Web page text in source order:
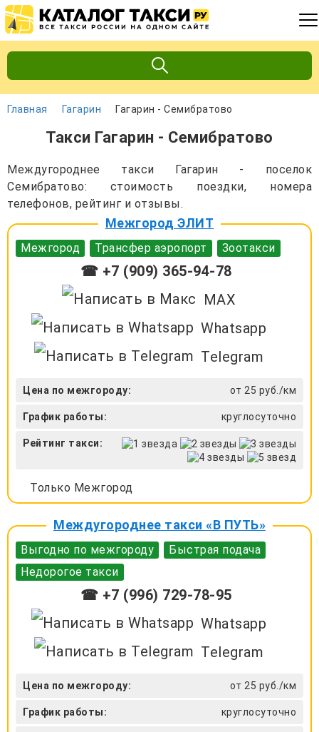
Главная Гагарин Гагарин - Семибратово
Такси Гагарин - Семибратово
Междугороднее такси Гагарин - поселок
Семибратово: стоимость поездки, номера
телефонов, рейтинг и отзывы.
Межгород ЭЛИТ
Межгород Трансфер аэропорт Зоотакси
☎ +7 (909) 365-94-78
MAX
Whatsapp
Telegram
Цена по межгороду: от 25 руб./км
График работы: круглосуточно
Рейтинг такси:
Только Межгород
Междугороднее такси «В ПУТЬ»
Выгодно по межгороду
Быстрая подача
Недорогое такси
☎ +7 (996) 729-78-95
Whatsapp
Telegram
Цена по межгороду: от 25 руб./км
График работы: круглосуточно